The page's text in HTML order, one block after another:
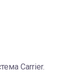
Carrier.